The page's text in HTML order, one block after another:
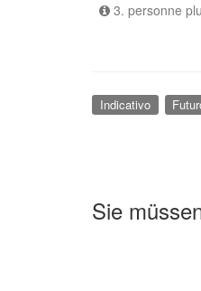
3. personne
Indicativo
Sie